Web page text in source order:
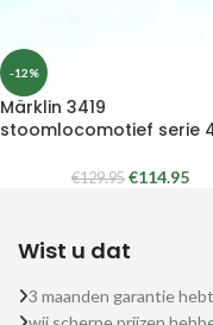
-12%
Märklin 3419
stoomlocomotief serie
€129.95 €114.95
Wist u dat
3 maanden garantie